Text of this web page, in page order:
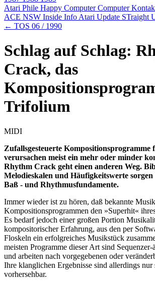
Atari Phile Happy ComputerComputer
ACE NSW Inside Info Atari Update STraight
← TOS 06 / 1990
Schlag auf Schlag:
Crack, das
Trifolium
MIDI
Zufallsgesteuerte
verursachen meist ein mehr oder minder
Rhythm Crack geht einen anderen Weg.
Melodieskalen und Häufigkeitswerte
Baß - und Rhythmusfundamente.
Immer wieder ist zu hören, daß bekannte
Kompositionsprogrammen den »Superhit«
Es bedarf jedoch einer großen Portion
kompositorischer Erfahrung, aus den per
Floskeln ein erfolgreiches Musikstück
meisten Programme dieser Art sind
und arbeiten nach vorgegebenen oder
Ihre klanglichen Ergebnisse sind allerdings nur
vorhersehbar.